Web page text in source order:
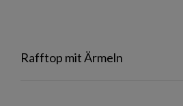
Rafftop mit Ärmeln